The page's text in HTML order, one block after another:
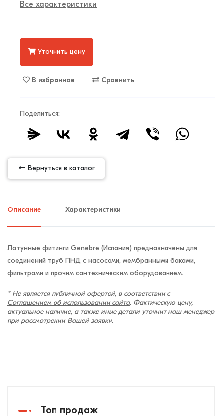
Все характеристики
Уточнить цену
В избранное Сравнить
Поделиться:
Вернуться в каталог
Описание Характеристики
Латунные фитинги Genebre (Испания) предназначены для
соединений труб ПНД с насосами, мембранными баками,
фильтрами и прочим сантехническим оборудованием.
* Не является публичной офертой, в соответствии с
Соглашением об использовании сайта. Фактическую цену,
актуальное наличие, а также иные детали уточнит наш менеджер
при рассмотрении Вашей заявки.
Топ продаж